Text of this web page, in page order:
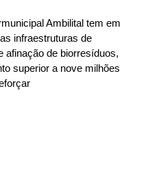
Ambilital tem em
infraestruturas de
afinação de biorresíduos,
superior a nove milhões